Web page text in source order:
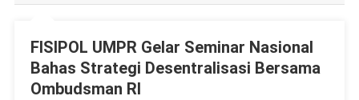
FISIPOL UMPR Gelar Seminar Nasional
Bahas Strategi Desentralisasi Bersama
Ombudsman RI